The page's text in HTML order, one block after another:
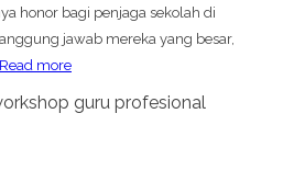
honor bagi penjaga sekolah di
jawab mereka yang besar,
Read more
guru profesional